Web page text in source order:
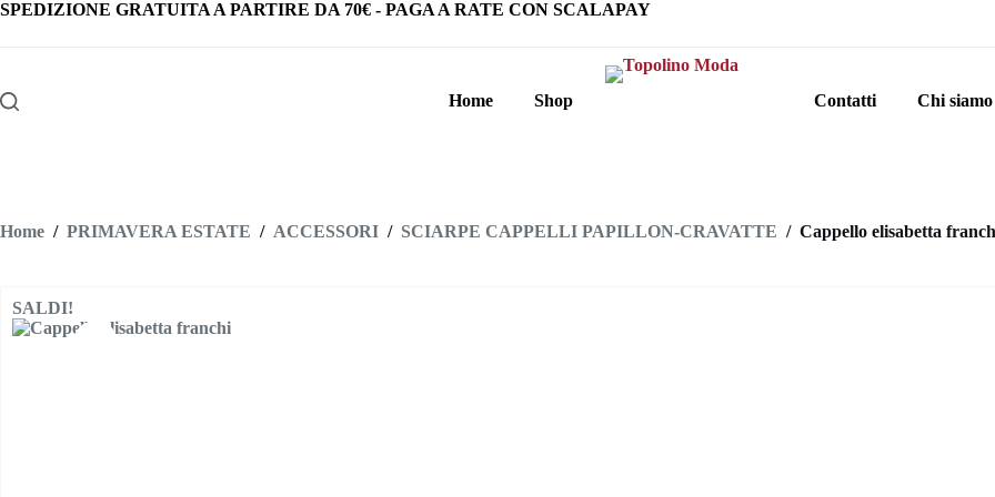
Salta
SPEDIZIONE GRATUITA A PARTIRE DA 70€ - PAGA A RATE CON SCALAPAY
Home Shop Contatti Chi siamo
Home / PRIMAVERA ESTATE / ACCESSORI / SCIARPE CAPPELLI PAPILLON-CRAVATTE / Cappello elisabetta
SALDI!